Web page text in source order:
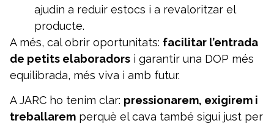
ajudin a reduir estocs i a revaloritzar el
producte.
A més, cal obrir oportunitats: facilitar l’entrada
de petits elaboradors i garantir una DOP més
equilibrada, més viva i amb futur.
A JARC ho tenim clar: pressionarem, exigirem i
treballarem perquè el cava també sigui just per